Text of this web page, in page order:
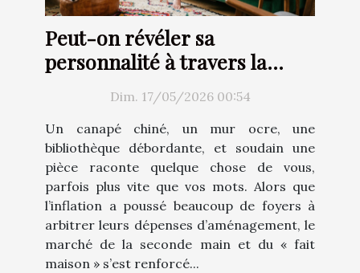
Peut-on révéler sa
personnalité à travers la
décoration d’intérieur ?
Dim. 17/05/2026 00:54
Un canapé chiné, un mur ocre, une
bibliothèque débordante, et soudain une
pièce raconte quelque chose de vous,
parfois plus vite que vos mots. Alors que
l’inflation a poussé beaucoup de foyers à
arbitrer leurs dépenses d’aménagement, le
marché de la seconde main et du « fait
maison » s’est renforcé...